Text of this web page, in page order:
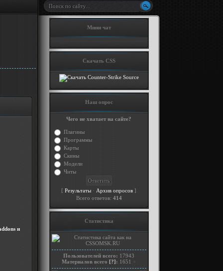
и
Мини чат
Скачать CSS
Наш опрос
Чего не хватает на сайте?
Плагины
Программы
Карты
Скины
Модели
Читы
[ Результаты · Архив опросов ]
Всего ответов: 414
Статистика
Пользователей всего: 17943
Материалов всего [?]: 1651 +